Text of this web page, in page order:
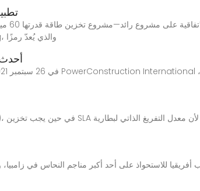
المتكاملة بقدرة 30 ميجاوات ساعة من أجل Ruida Mining، والذي يُعدّ رمزًا